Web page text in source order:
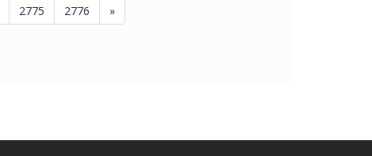
2775 2776 »